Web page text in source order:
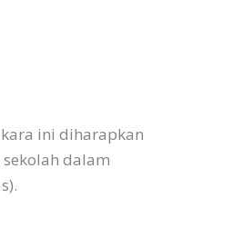
ini diharapkan
dalam